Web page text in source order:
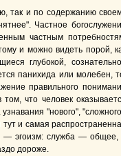
так и по содержанию
Частное
частным
и можно видеть порой,
глубокой,
панихида или молебен,
правильного
что человек
"нового",
и самая
— эгоизм: служба — общее,
дороже.